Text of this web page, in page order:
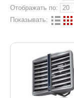
Отображать по:
Показывать: